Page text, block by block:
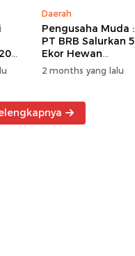
Daerah
Pengusaha Muda :
PT BRB Salurkan 5
Ekor Hewan
Kurban Kepada
Warga Khususnya
Operasional
2 months yang lalu